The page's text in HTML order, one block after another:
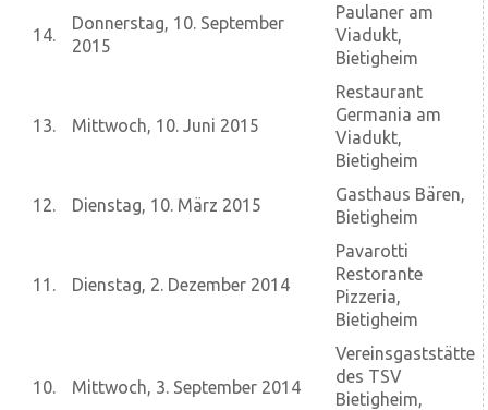
14.
Donnerstag, 10. September
2015
Paulaner am
Viadukt,
Bietigheim
13. Mittwoch, 10. Juni 2015
Restaurant
Germania am
Viadukt,
Bietigheim
12. Dienstag, 10. März 2015
Gasthaus Bären,
Bietigheim
11. Dienstag, 2. Dezember 2014
Pavarotti
Restorante
Pizzeria,
Bietigheim
10. Mittwoch, 3. September 2014
Vereinsgaststätte
des TSV
Bietigheim,